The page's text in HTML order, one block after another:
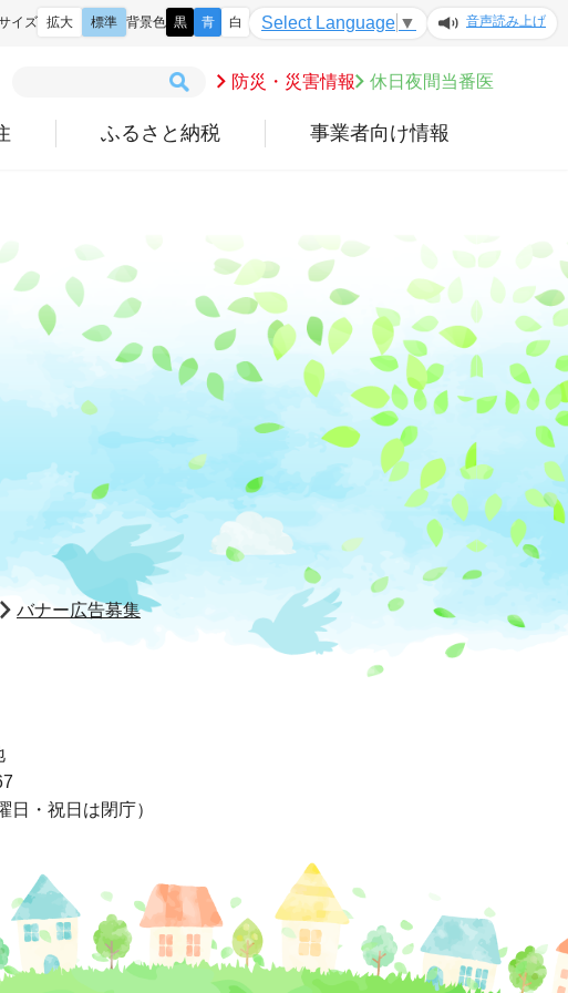
防災・災害情報 休日夜間当番医
ふるさと納税 事業者向け情報
イズ 拡大 標準 背景色 黒 青 白 Select Language ▼ 音声読み上げ
バナー広告募集
日・祝日は閉庁）